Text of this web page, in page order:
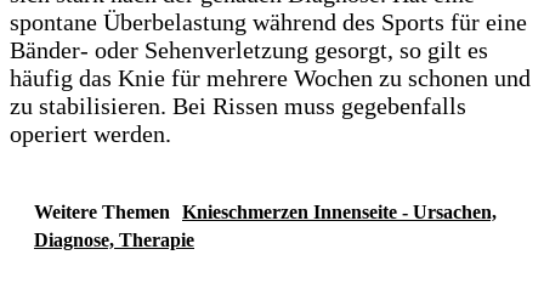
spontane Überbelastung während des Sports für eine
Bänder- oder Sehenverletzung gesorgt, so gilt es
häufig das Knie für mehrere Wochen zu schonen und
zu stabilisieren. Bei Rissen muss gegebenfalls
operiert werden.
Weitere Themen
Knieschmerzen Innenseite - Ursachen,
Diagnose, Therapie